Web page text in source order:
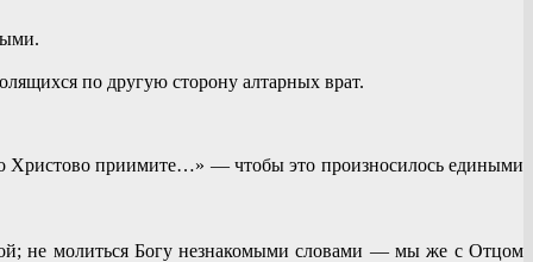
по другую сторону алтарных врат.
Христово приимите…» — чтобы это произносилось едиными
не молиться Богу незнакомыми словами — мы же с Отцом